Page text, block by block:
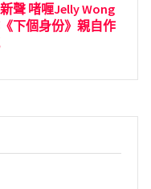
聲 啫喱Jelly Wong
下個身份》親自作